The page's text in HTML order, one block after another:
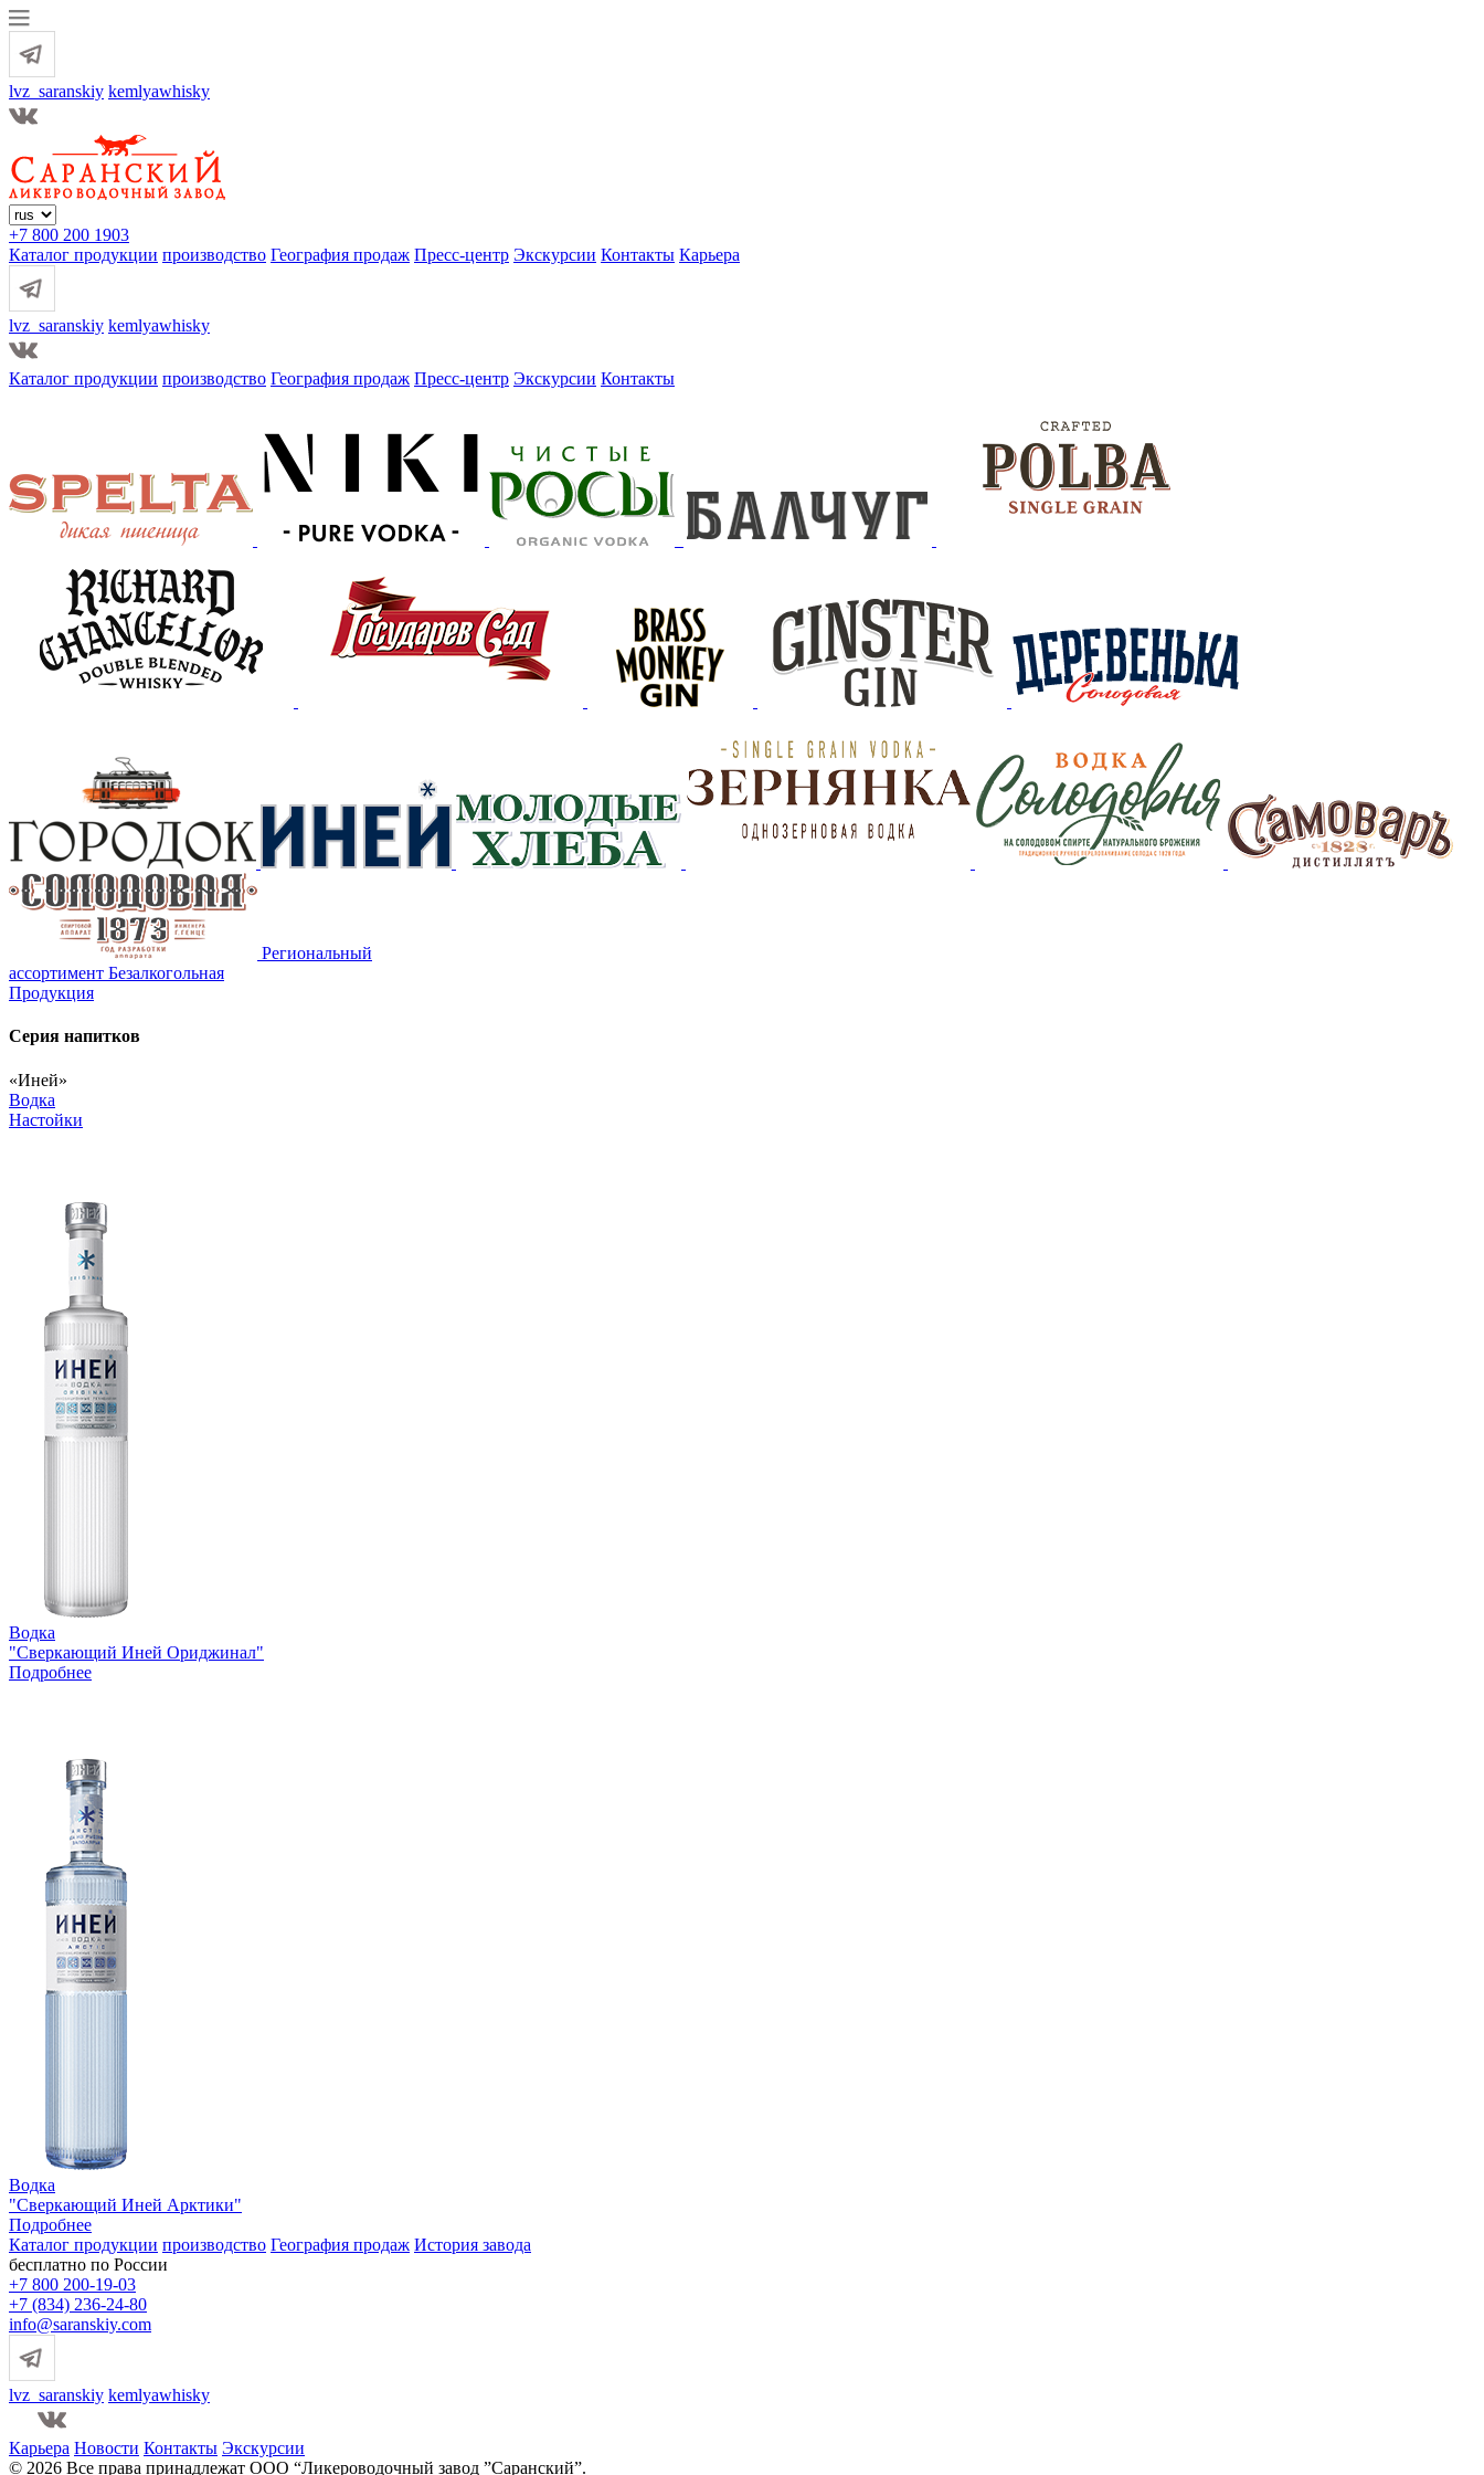
lvz_saranskiy kemlyawhisky
+7 800 200 1903
Каталог продукции производство География продаж Пресс-центр Экскурсии Контакты Карьера
lvz_saranskiy kemlyawhisky
Каталог продукции производство География продаж Пресс-центр Экскурсии Контакты
Региональный
ассортимент Безалкогольная
Продукция
Серия напитков
«Иней»
Водка
Настойки
Водка
"Сверкающий Иней Ориджинал"
Подробнее
Водка
"Сверкающий Иней Арктики"
Подробнее
Каталог продукции производство География продаж История завода
бесплатно по России
+7 800 200-19-03
+7 (834) 236-24-80
info@saranskiy.com
lvz_saranskiy kemlyawhisky
Карьера Новости Контакты Экскурсии
© 2026 Все права принадлежат ООО “Ликероводочный завод ”Саранский”.